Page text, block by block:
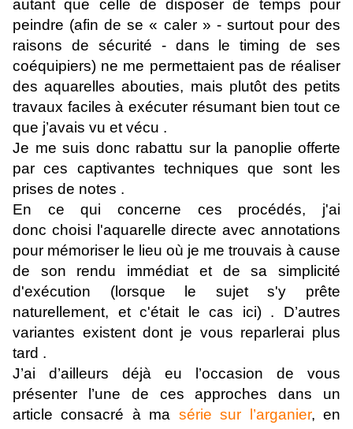
autant que celle de disposer de temps pour
peindre (afin de se « caler » - surtout pour des
raisons de sécurité - dans le timing de ses
coéquipiers) ne me permettaient pas de réaliser
des aquarelles abouties, mais plutôt des petits
travaux faciles à exécuter résumant bien tout ce
que j’avais vu et vécu .
Je me suis donc rabattu sur la panoplie offerte
par ces captivantes techniques que sont les
prises de notes .
En ce qui concerne ces procédés, j'ai
donc choisi l'aquarelle directe avec annotations
pour mémoriser le lieu où je me trouvais à cause
de son rendu immédiat et de sa simplicité
d'exécution (lorsque le sujet s'y prête
naturellement, et c'était le cas ici) . D’autres
variantes existent dont je vous reparlerai plus
tard .
J’ai d’ailleurs déjà eu l’occasion de vous
présenter l’une de ces approches dans un
article consacré à ma série sur l’arganier, en